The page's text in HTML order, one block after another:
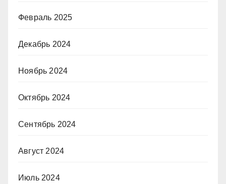
Февраль 2025
Декабрь 2024
Ноябрь 2024
Октябрь 2024
Сентябрь 2024
Август 2024
Июль 2024